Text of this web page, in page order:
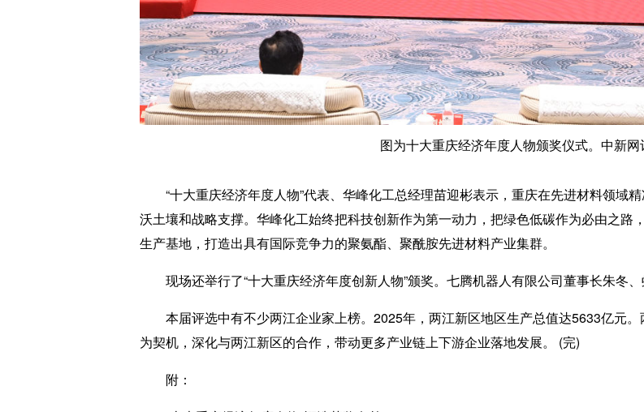
图为十大重庆经济年度人物颁奖仪式。中新
“十大重庆经济年度人物”代表、华峰化工总经理苗迎彬表示，重庆在先进材料领域
沃土壤和战略支撑。华峰化工始终把科技创新作为第一动力，把绿色低碳作为必由之路
生产基地，打造出具有国际竞争力的聚氨酯、聚酰胺先进材料产业集群。
现场还举行了“十大重庆经济年度创新人物”颁奖。七腾机器人有限公司董事长朱冬、
本届评选中有不少两江企业家上榜。2025年，两江新区地区生产总值达5633亿元。
为契机，深化与两江新区的合作，带动更多产业链上下游企业落地发展。 (完)
附：